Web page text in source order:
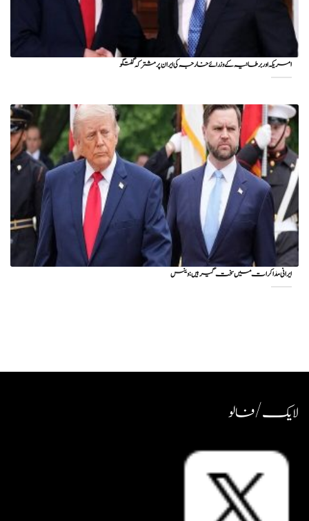
امریکہ اور برطانیہ کے وزرائے خارجہ کی ایران پر مشترکہ گفتگو
ایرانی مذاکرات میں سخت گیر ہیں: وینس
لایک / فالو